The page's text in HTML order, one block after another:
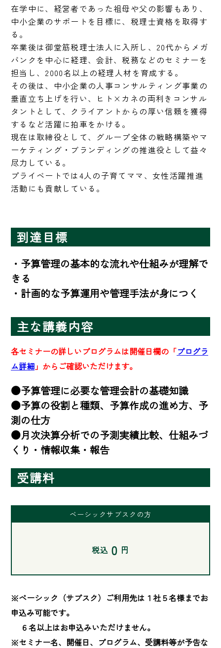
在学中に、経営者であった祖母や父の影響もあり、
中小企業のサポートを目標に、税理士資格を取得す
る。
卒業後は御堂筋税理士法人に入所し、20代からメガ
バンクを中心に経理、会計、税務などのセミナーを
担当し、2000名以上の経理人材を育成する。
その後は、中小企業の人事コンサルティング事業の
垂直立ち上げを行い、ヒト×カネの両利きコンサル
タントとして、クライアントからの厚い信頼を獲得
するなど活躍に拍車をかける。
現在は取締役として、グループ全体の戦略構築やマ
ーケティング・ブランディングの推進役として益々
尽力している。
プライベートでは4人の子育てママ、女性活躍推進
活動にも貢献している。
到達目標
・予算管理の基本的な流れや仕組みが理解で
きる
・計画的な予算運用や管理手法が身につく
主な講義内容
各セミナーの詳しいプログラムは開催日欄の「プログラ
ム詳細」からご確認いただけます。
●予算管理に必要な管理会計の基礎知識
●予算の役割と種類、予算作成の進め方、予
測の仕方
●月次決算分析での予測実績比較、仕組みづ
くり・情報収集・報告
受講料
ベーシックサブスクの方
税込 0 円
※ベーシック（サブスク）ご利用先は１社５名様までお
申込み可能です。
６名以上はお申込みいただけません。
※セミナー名、開催日、プログラム、受講料等が予告な